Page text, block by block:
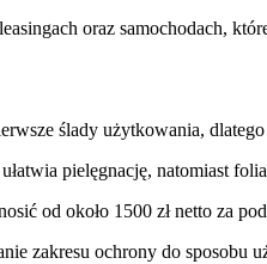
oraz samochodach,
ślady użytkowania,
pielęgnację, natomiast
od około 1500 zł netto za
zakresu ochrony do sposobu